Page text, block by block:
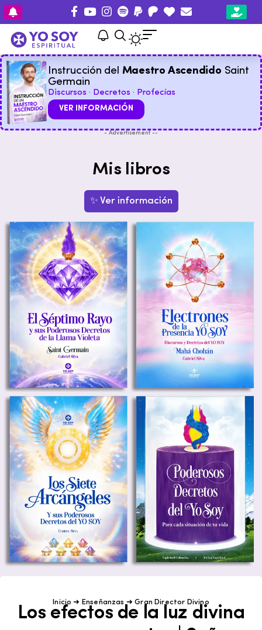
Instrucción del Maestro Ascendido Saint
Germain
Discursos · Decretos · Profecías
VER INFORMACIÓN
- Advertisement --
Mis libros
✨ Ver información
Inicio ➜ Enseñanzas ➜Gran Director Divino
Los efectos de la luz divina